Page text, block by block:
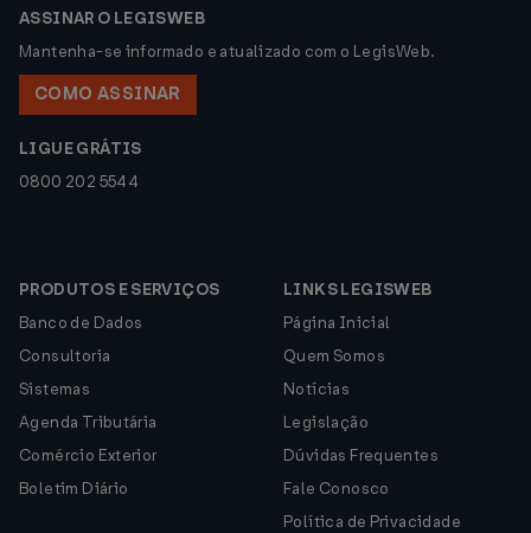
ASSINAR O LEGISWEB
Mantenha-se informado e atualizado com o LegisWeb.
COMO ASSINAR
LIGUE GRÁTIS
0800 202 5544
PRODUTOS E SERVIÇOS
Banco de Dados
Consultoria
Sistemas
Agenda Tributária
Comércio Exterior
Boletim Diário
LINKS LEGISWEB
Página Inicial
Quem Somos
Notícias
Legislação
Dúvidas Frequentes
Fale Conosco
Política de Privacidade